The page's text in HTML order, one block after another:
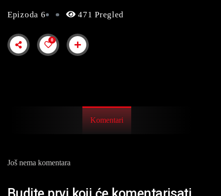
Epizoda 6 471 Pregled
0
Komentari
Još nema komentara